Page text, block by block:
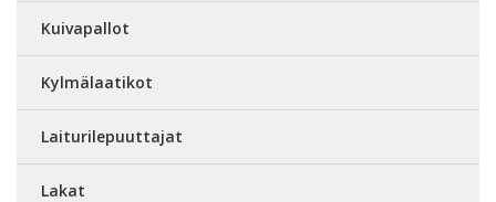
Kuivapallot
Kylmälaatikot
Laiturilepuuttajat
Lakat